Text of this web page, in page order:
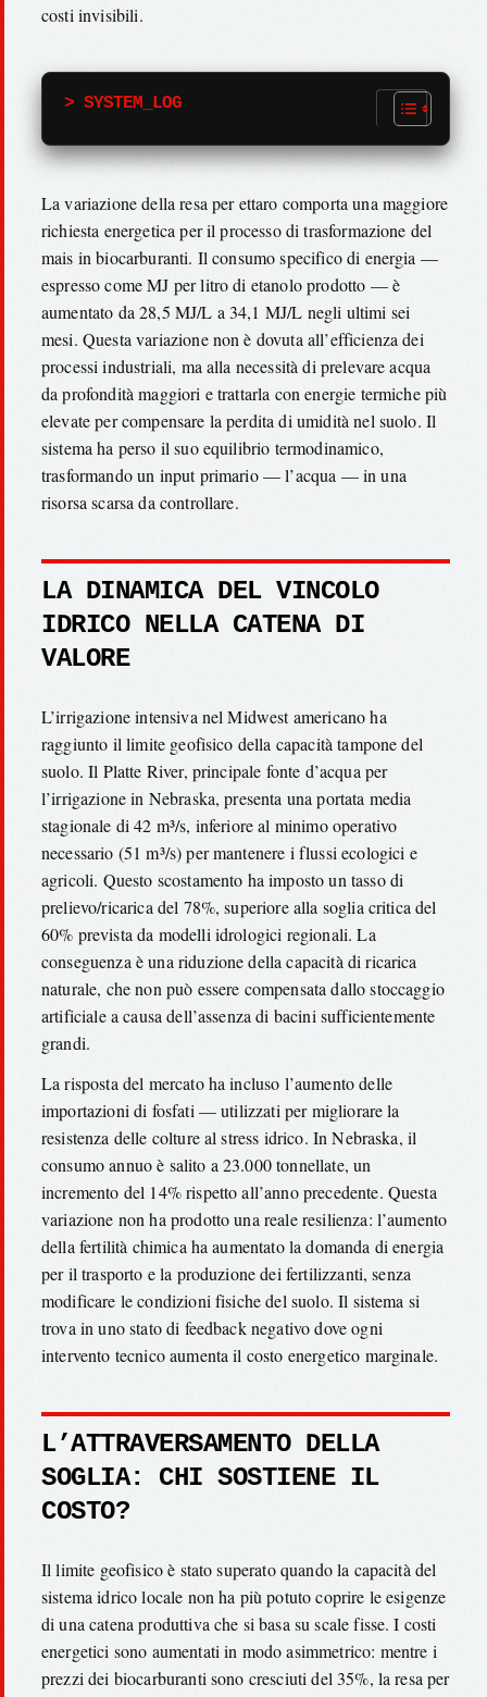
costi invisibili.
> SYSTEM_LOG
La variazione della resa per ettaro comporta una maggiore
richiesta energetica per il processo di trasformazione del
mais in biocarburanti. Il consumo specifico di energia —
espresso come MJ per litro di etanolo prodotto — è
aumentato da 28,5 MJ/L a 34,1 MJ/L negli ultimi sei
mesi. Questa variazione non è dovuta all’efficienza dei
processi industriali, ma alla necessità di prelevare acqua
da profondità maggiori e trattarla con energie termiche più
elevate per compensare la perdita di umidità nel suolo. Il
sistema ha perso il suo equilibrio termodinamico,
trasformando un input primario — l’acqua — in una
risorsa scarsa da controllare.
LA DINAMICA DEL VINCOLO
IDRICO NELLA CATENA DI
VALORE
L’irrigazione intensiva nel Midwest americano ha
raggiunto il limite geofisico della capacità tampone del
suolo. Il Platte River, principale fonte d’acqua per
l’irrigazione in Nebraska, presenta una portata media
stagionale di 42 m³/s, inferiore al minimo operativo
necessario (51 m³/s) per mantenere i flussi ecologici e
agricoli. Questo scostamento ha imposto un tasso di
prelievo/ricarica del 78%, superiore alla soglia critica del
60% prevista da modelli idrologici regionali. La
conseguenza è una riduzione della capacità di ricarica
naturale, che non può essere compensata dallo stoccaggio
artificiale a causa dell’assenza di bacini sufficientemente
grandi.
La risposta del mercato ha incluso l’aumento delle
importazioni di fosfati — utilizzati per migliorare la
resistenza delle colture al stress idrico. In Nebraska, il
consumo annuo è salito a 23.000 tonnellate, un
incremento del 14% rispetto all’anno precedente. Questa
variazione non ha prodotto una reale resilienza: l’aumento
della fertilità chimica ha aumentato la domanda di energia
per il trasporto e la produzione dei fertilizzanti, senza
modificare le condizioni fisiche del suolo. Il sistema si
trova in uno stato di feedback negativo dove ogni
intervento tecnico aumenta il costo energetico marginale.
L’ATTRAVERSAMENTO DELLA
SOGLIA: CHI SOSTIENE IL
COSTO?
Il limite geofisico è stato superato quando la capacità del
sistema idrico locale non ha più potuto coprire le esigenze
di una catena produttiva che si basa su scale fisse. I costi
energetici sono aumentati in modo asimmetrico: mentre i
prezzi dei biocarburanti sono cresciuti del 35%, la resa per